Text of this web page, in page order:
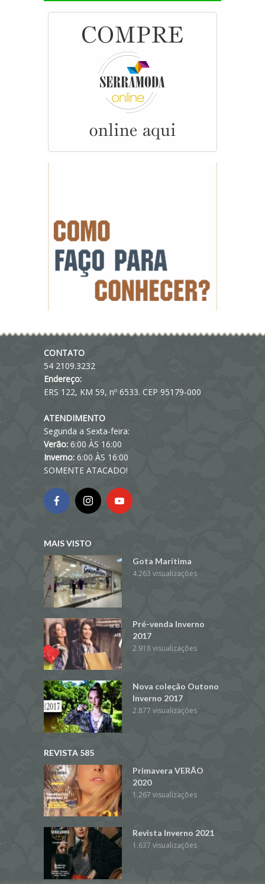
CONTATO
54 2109.3232
Endereço:
ERS 122, KM 59, nº 6533. CEP 95179-000
ATENDIMENTO
Segunda a Sexta-feira:
Verão: 6:00 ÀS 16:00
Inverno: 6:00 ÀS 16:00
SOMENTE ATACADO!
MAIS VISTO
Gota Marítima
4.263 visualizações
Pré-venda Inverno
2017
2.918 visualizações
Nova coleção Outono
Inverno 2017
2.877 visualizações
REVISTA 585
Primavera VERÃO
2020
1.267 visualizações
Revista Inverno 2021
1.637 visualizações